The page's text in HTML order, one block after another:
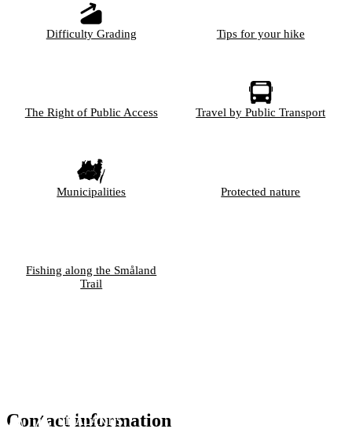
Difficulty Grading Tips for your hike
The Right of Public Access Travel by Public Transport
Municipalities Protected nature
Fishing along the Småland
Trail
Contact information